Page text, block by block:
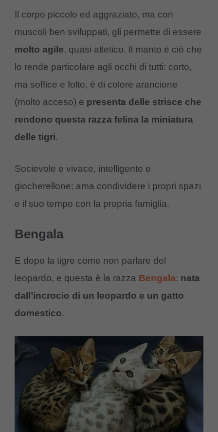
Il corpo piccolo ed aggraziato, ma con
muscoli ben sviluppati, gli permette di essere
molto agile, quasi atletico. Il manto è ciò che
lo rende particolare agli occhi di tutti: corto,
ma soffice e folto, è di colore arancione
(molto acceso) e presenta delle strisce che
rendono questa razza felina la miniatura
delle tigri.
Socievole e vivace, intelligente e
giocherellone: ama condividere i propri spazi
e il suo tempo con la propria famiglia.
Bengala
E dopo la tigre come non parlare del
leopardo, e questa è la razza Bengala: nata
dall’incrocio di un leopardo e un gatto
domestico.